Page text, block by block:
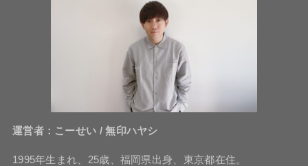
運営者：こーせい / 無印ハヤシ
1995年生まれ、25歳、福岡県出身、東京都在住。